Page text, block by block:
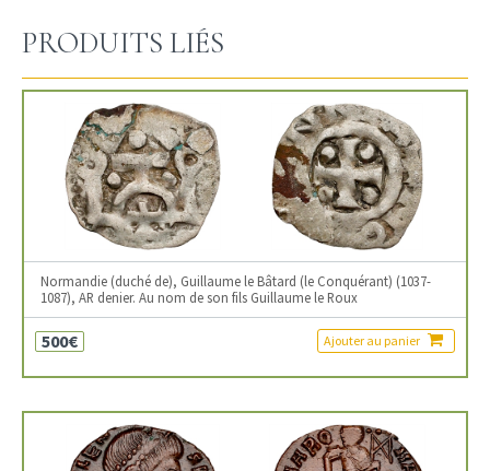
PRODUITS LIÉS
Normandie (duché de), Guillaume le Bâtard (le Conquérant) (1037-
1087), AR denier. Au nom de son fils Guillaume le Roux
500€ Ajouter au panier